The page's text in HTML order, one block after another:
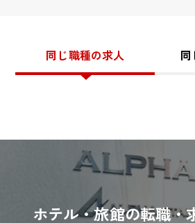
同じ職種の求人
ホテル・旅館の転職・